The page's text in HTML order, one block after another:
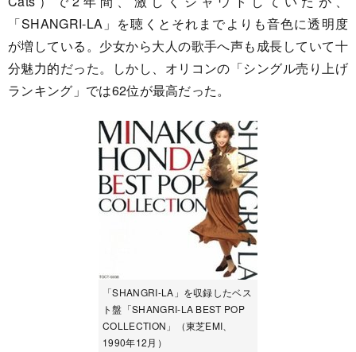
「SHANGRI-LA」を聴くとそれまでよりも音色に透明度
が増している。少女から大人の歌手へ声も成長していて十
分魅力的だった。しかし、オリコンの「シングル売り上げ
ランキング」では62位が最高だった。
「SHANGRI-LA」を収録したベス
ト盤「SHANGRI-LA BEST POP
COLLECTION」（東芝EMI、
1990年12月）